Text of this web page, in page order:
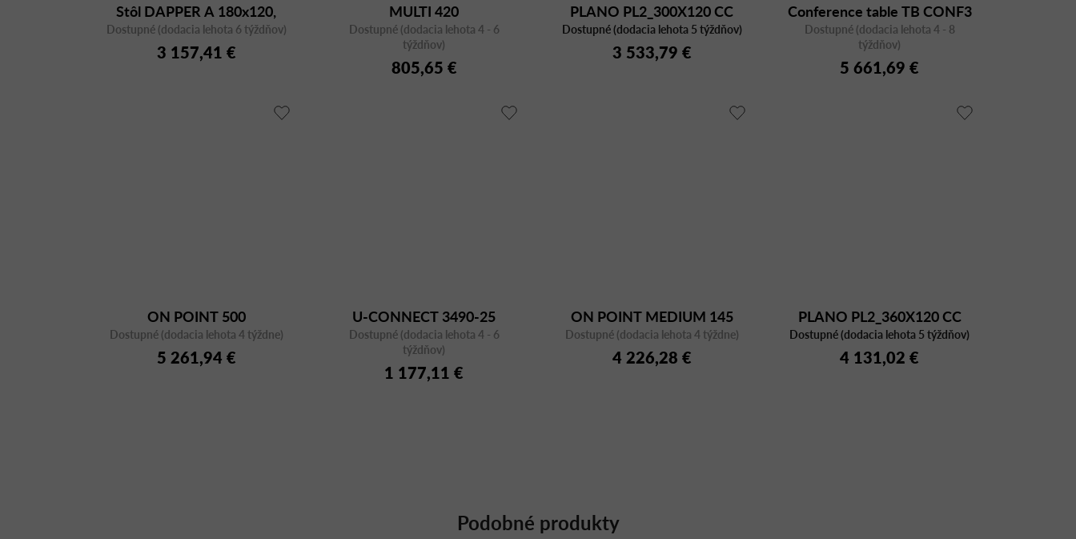
Stôl DAPPER A 180x120,
orech
Dostupné (dodacia lehota 6 týždňov)
3 157,41 €
MULTI 420
Dostupné (dodacia lehota 4 - 6
týždňov)
805,65 €
PLANO PL2_300X120 CC
BI/CFC BI
Dostupné (dodacia lehota 5 týždňov)
3 533,79 €
Conference table TB CONF3
Dostupné (dodacia lehota 4 - 8
týždňov)
5 661,69 €
ON POINT 500
Dostupné (dodacia lehota 4 týždne)
5 261,94 €
U-CONNECT 3490-25
1400x800 sklopný stôl
Dostupné (dodacia lehota 4 - 6
týždňov)
1 177,11 €
ON POINT MEDIUM 145
Dostupné (dodacia lehota 4 týždne)
4 226,28 €
PLANO PL2_360X120 CC
BI/CFC BI
Dostupné (dodacia lehota 5 týždňov)
4 131,02 €
Podobné produkty